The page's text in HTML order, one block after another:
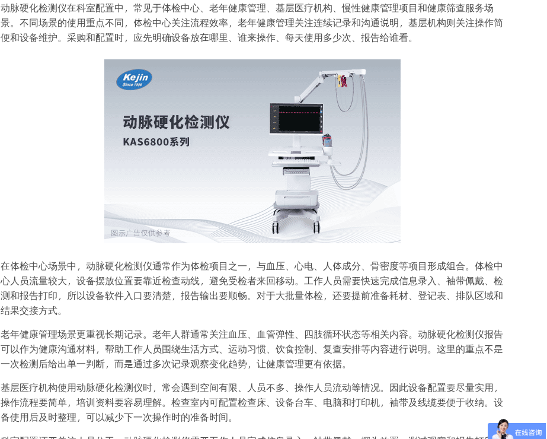
动脉硬化检测仪在科室配置中，常见于体检中心、老年健康管理、基层医疗机构、慢性健康管理项目和健康筛查服务场
景。不同场景的使用重点不同，体检中心关注流程效率，老年健康管理关注连续记录和沟通说明，基层机构则关注操作简
便和设备维护。采购和配置时，应先明确设备放在哪里、谁来操作、每天使用多少次、报告给谁看。
在体检中心场景中，动脉硬化检测仪通常作为体检项目之一，与血压、心电、人体成分、骨密度等项目形成组合。体检中
心人员流量较大，设备摆放位置要靠近检查动线，避免受检者来回移动。工作人员需要快速完成信息录入、袖带佩戴、检
测和报告打印，所以设备软件入口要清楚，报告输出要顺畅。对于大批量体检，还要提前准备耗材、登记表、排队区域和
结果交接方式。
老年健康管理场景更重视长期记录。老年人群通常关注血压、血管弹性、四肢循环状态等相关内容。动脉硬化检测仪报告
可以作为健康沟通材料，帮助工作人员围绕生活方式、运动习惯、饮食控制、复查安排等内容进行说明。这里的重点不是
一次检测后给出单一判断，而是通过多次记录观察变化趋势，让健康管理更有依据。
基层医疗机构使用动脉硬化检测仪时，常会遇到空间有限、人员不多、操作人员流动等情况。因此设备配置要尽量实用，
操作流程要简单，培训资料要容易理解。检查室内可配置检查床、设备台车、电脑和打印机，袖带及线缆要便于收纳。设
备使用后及时整理，可以减少下一次操作时的准备时间。